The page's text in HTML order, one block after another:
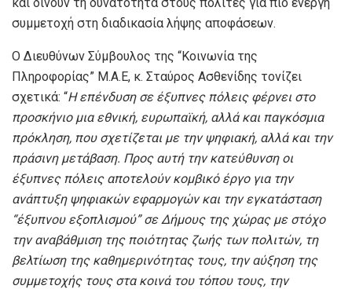
συμμετοχή στη διαδικασία λήψης αποφάσεων.
Ο Διευθύνων Σύμβουλος της “Κοινωνία της
Πληροφορίας” Μ.Α.Ε, κ. Σταύρος Ασθενίδης τονίζει
σχετικά: “Η επένδυση σε έξυπνες πόλεις φέρνει στο
προσκήνιο μια εθνική, ευρωπαϊκή, αλλά και παγκόσμια
πρόκληση, που σχετίζεται με την ψηφιακή, αλλά και την
πράσινη μετάβαση. Προς αυτή την κατεύθυνση οι
έξυπνες πόλεις αποτελούν κομβικό έργο για την
ανάπτυξη ψηφιακών εφαρμογών και την εγκατάσταση
“έξυπνου εξοπλισμού” σε Δήμους της χώρας με στόχο
την αναβάθμιση της ποιότητας ζωής των πολιτών, τη
βελτίωση της καθημερινότητας τους, την αύξηση της
συμμετοχής τους στα κοινά του τόπου τους, την